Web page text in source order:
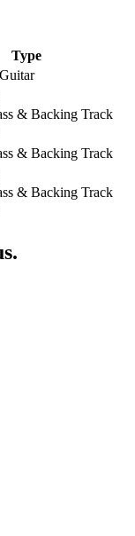
Type
& Backing Track
& Backing Track
& Backing Track